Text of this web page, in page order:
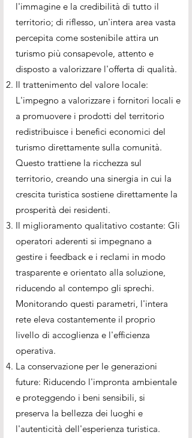
l'immagine e la credibilità di tutto il
territorio; di riflesso, un'intera area vasta
percepita come sostenibile attira un
turismo più consapevole, attento e
disposto a valorizzare l'offerta di qualità.
Il trattenimento del valore locale:
L'impegno a valorizzare i fornitori locali e
a promuovere i prodotti del territorio
redistribuisce i benefici economici del
turismo direttamente sulla comunità.
Questo trattiene la ricchezza sul
territorio, creando una sinergia in cui la
crescita turistica sostiene direttamente la
prosperità dei residenti.
Il miglioramento qualitativo costante: Gli
operatori aderenti si impegnano a
gestire i feedback e i reclami in modo
trasparente e orientato alla soluzione,
riducendo al contempo gli sprechi.
Monitorando questi parametri, l'intera
rete eleva costantemente il proprio
livello di accoglienza e l'efficienza
operativa.
La conservazione per le generazioni
future: Riducendo l'impronta ambientale
e proteggendo i beni sensibili, si
preserva la bellezza dei luoghi e
l'autenticità dell'esperienza turistica.